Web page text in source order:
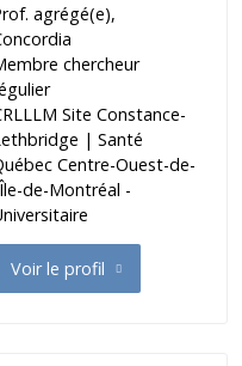
agrégé(e),
chercheur
Site Constance-
| Santé
Centre-Ouest-de-
de-Montréal -
Voir le profil
de Dover Geoffrey Charles